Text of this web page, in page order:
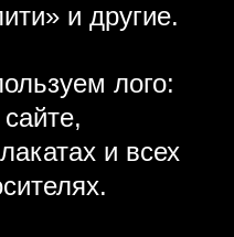
и другие.
лого:
и всех